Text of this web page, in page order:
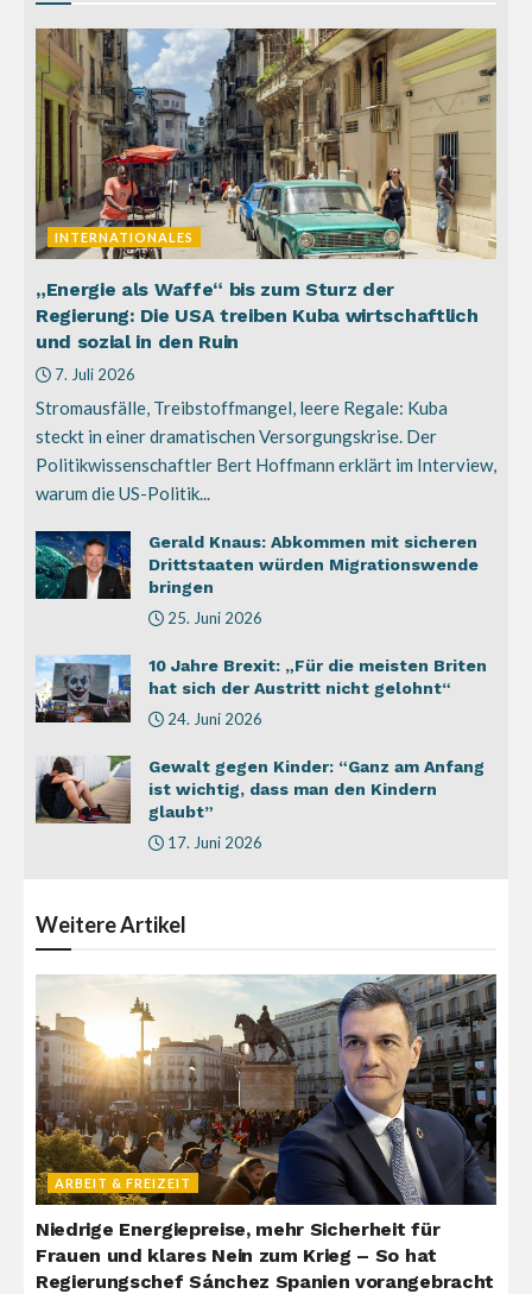
INTERNATIONALES
„Energie als Waffe“ bis zum Sturz der
Regierung: Die USA treiben Kuba wirtschaftlich
und sozial in den Ruin
7. Juli 2026
Stromausfälle, Treibstoffmangel, leere Regale: Kuba
steckt in einer dramatischen Versorgungskrise. Der
Politikwissenschaftler Bert Hoffmann erklärt im Interview,
warum die US-Politik...
Gerald Knaus: Abkommen mit sicheren
Drittstaaten würden Migrationswende
bringen
25. Juni 2026
10 Jahre Brexit: „Für die meisten Briten
hat sich der Austritt nicht gelohnt“
24. Juni 2026
Gewalt gegen Kinder: “Ganz am Anfang
ist wichtig, dass man den Kindern
glaubt”
17. Juni 2026
WeitereArtikel
ARBEIT & FREIZEIT
Niedrige Energiepreise, mehr Sicherheit für
Frauen und klares Nein zum Krieg – So hat
Regierungschef Sánchez Spanien vorangebracht